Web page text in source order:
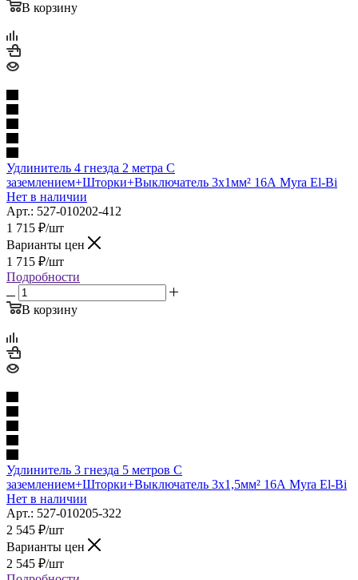
В корзину
Удлинитель 4 гнезда 2 метра С
заземлением+Шторки+Выключатель 3х1мм² 16А Myra El-Bi
Нет в наличии
Арт.: 527-010202-412
1 715 ₽/шт
Варианты цен
1 715 ₽/шт
Подробности
В корзину
Удлинитель 3 гнезда 5 метров С
заземлением+Шторки+Выключатель 3х1,5мм² 16А Myra El-Bi
Нет в наличии
Арт.: 527-010205-322
2 545 ₽/шт
Варианты цен
2 545 ₽/шт